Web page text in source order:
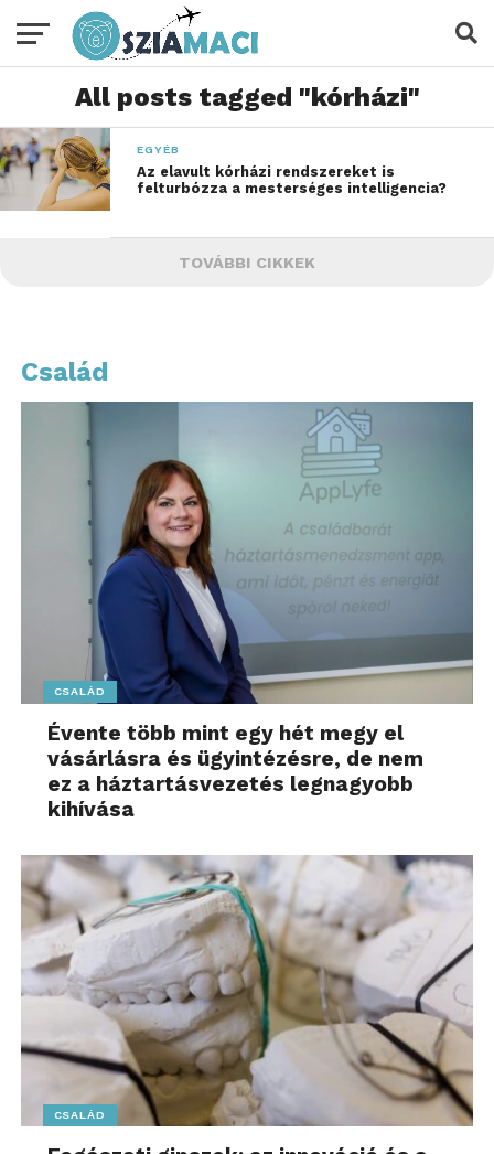
All posts tagged "kórházi"
EGYÉB
Az elavult kórházi rendszereket is
felturbózza a mesterséges intelligencia?
TOVÁBBI CIKKEK
Család
CSALÁD
Évente több mint egy hét megy el
vásárlásra és ügyintézésre, de nem
ez a háztartásvezetés legnagyobb
kihívása
CSALÁD